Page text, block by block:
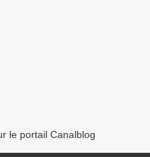
le portail Canalblog